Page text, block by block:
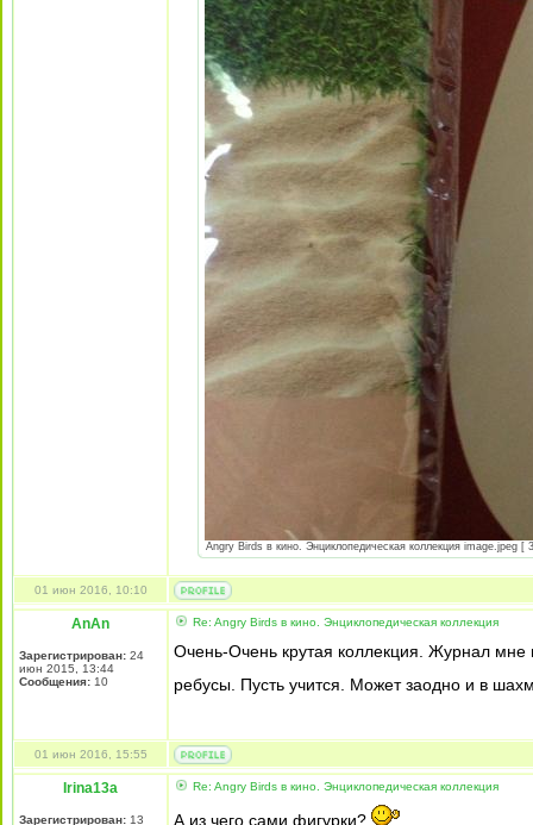
Angry Birds в кино. Энциклопедическая коллекция image.jpeg [
01 июн 2016, 10:10
AnAn
Зарегистрирован: 24
июн 2015, 13:44
Сообщения: 10
Re: Angry Birds в кино. Энциклопедическая коллекция
Очень-Очень крутая коллекция. Журнал мне
ребусы. Пусть учится. Может заодно и в
01 июн 2016, 15:55
Irina13a
Зарегистрирован: 13
Re: Angry Birds в кино. Энциклопедическая коллекция
А из чего сами фигурки?